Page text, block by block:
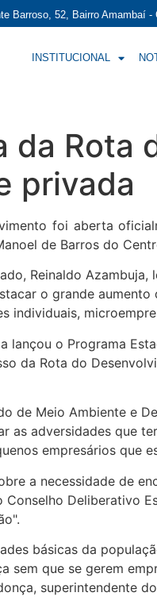
Barroso, 52, Bairro Amambaí -
INSTITUCIONAL
da Rota
privada
foi aberta
de Barros do
Reinaldo
o grande
individuais,
lançou o Programa
da Rota do
de Meio Ambiente e
as adversidades que
empresários que
a necessidade de
Conselho Deliberativo
básicas da
sem que se gerem
superintendente